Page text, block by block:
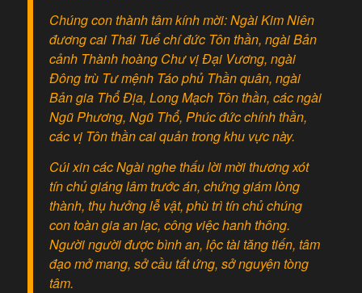
Chúng con thành tâm kính mời: Ngài Kim Niên
đương cai Thái Tuế chí đức Tôn thần, ngài Bản
cảnh Thành hoàng Chư vị Đại Vương, ngài
Đông trù Tư mệnh Táo phủ Thần quân, ngài
Bản gia Thổ Địa, Long Mạch Tôn thần, các ngài
Ngũ Phương, Ngũ Thổ, Phúc đức chính thần,
các vị Tôn thần cai quản trong khu vực này.
Cúi xin các Ngài nghe thấu lời mời thương xót
tín chủ giáng lâm trước án, chứng giám lòng
thành, thụ hưởng lễ vật, phù trì tín chủ chúng
con toàn gia an lạc, công việc hanh thông.
Người người được bình an, lộc tài tăng tiến, tâm
đạo mở mang, sở cầu tất ứng, sở nguyện tòng
tâm.